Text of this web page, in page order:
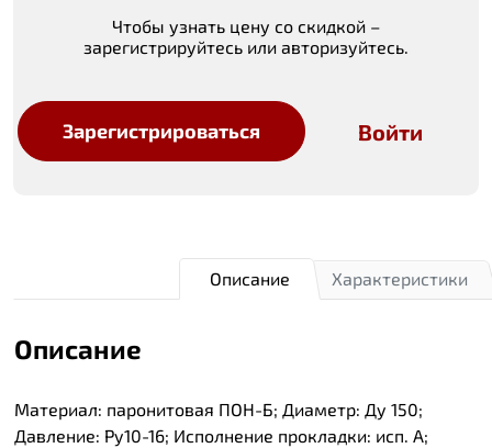
Чтобы узнать цену со скидкой –
зарегистрируйтесь или авторизуйтесь.
Зарегистрироваться Войти
Характеристики
Описание
Описание
Материал: паронитовая ПОН-Б; Диаметр: Ду 150;
Давление: Ру10-16; Исполнение прокладки: исп. А;